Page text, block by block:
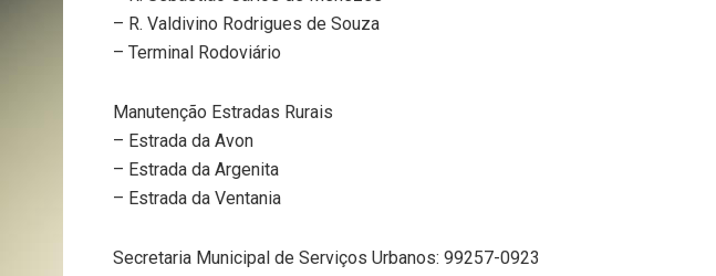
– R. Valdivino Rodrigues de Souza
– Terminal Rodoviário
Manutenção Estradas Rurais
– Estrada da Avon
– Estrada da Argenita
– Estrada da Ventania
Secretaria Municipal de Serviços Urbanos: 99257-0923